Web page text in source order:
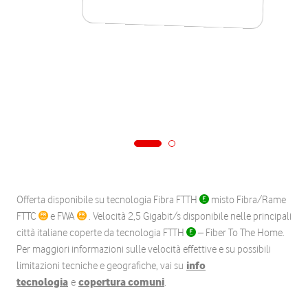
Offerta disponibile su tecnologia Fibra FTTH
misto Fibra/Rame
FTTC
e FWA
. Velocità 2,5 Gigabit/s disponibile nelle principali
città italiane coperte da tecnologia FTTH
– Fiber To The Home.
Per maggiori informazioni sulle velocità effettive e su possibili
limitazioni tecniche e geografiche, vai su info
tecnologia e copertura comuni.